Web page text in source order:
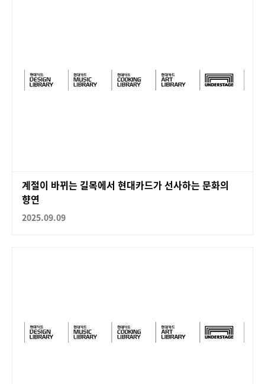
계절이 바뀌는 길목에서 현대카드가 선사하는 문화의
향연
2025.09.09